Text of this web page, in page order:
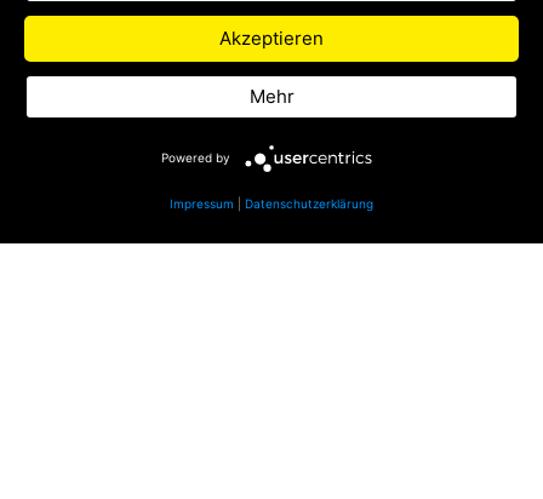
Impressum
Akzeptieren
Mehr
Powered by
Impressum Datenschutzerklärung